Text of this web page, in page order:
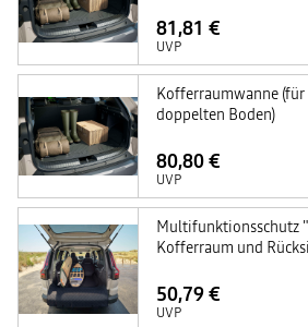
81,81 €
UVP
Kofferraumwanne
doppelten Boden)
80,80 €
UVP
Multifunktionsschutz
Kofferraum und
50,79 €
UVP